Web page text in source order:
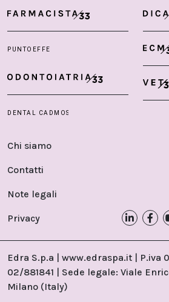
Chi siamo
Contatti
Note legali
Privacy
Edra S.p.a | www.edraspa.it | P.iva
02/881841 | Sede legale: Viale
Milano (Italy)